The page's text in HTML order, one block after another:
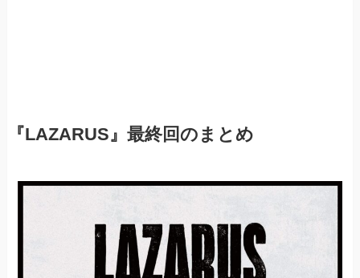
『LAZARUS』最終回のまとめ